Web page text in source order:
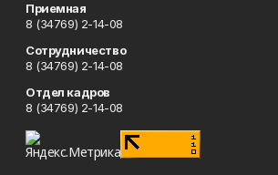
Приемная
8 (34769) 2-14-08
Сотрудничество
8 (34769) 2-14-08
Отдел кадров
8 (34769) 2-14-08